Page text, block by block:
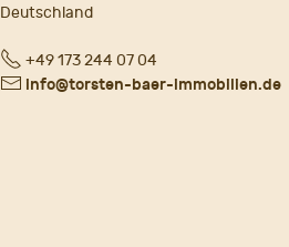
Deutschland
Fon+49 173 244 07 04
E- info@torsten-baer-immobilien.de